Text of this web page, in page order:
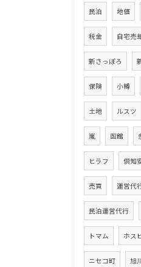
民泊 地価
税金 自宅売
新さっぽろ
保険 小樽
土地 ルスツ
嵐 函館
ヒラフ 倶知
売買 運営代
民泊運営代行
トマム ホス
ニセコ町 旭